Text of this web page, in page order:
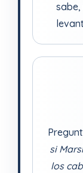
si
los